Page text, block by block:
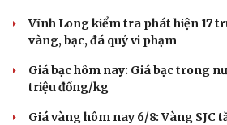
Vĩnh Long kiểm tra phát hiện 17
vàng, bạc, đá quý vi phạm
Giá bạc hôm nay: Giá bạc trong
triệu đồng/kg
Giá vàng hôm nay 6/8: Vàng SJC